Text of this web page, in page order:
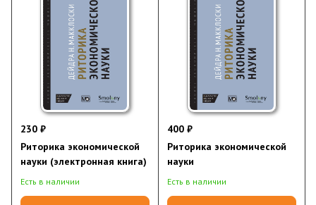
230 ₽
Риторика экономической
науки (электронная книга)
Есть в наличии
400 ₽
Риторика экономической
науки
Есть в наличии